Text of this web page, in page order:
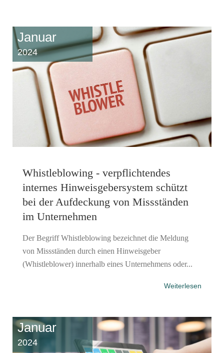
Januar
2024
Whistleblowing - verpflichtendes
internes Hinweisgebersystem schützt
bei der Aufdeckung von Missständen
im Unternehmen
Der Begriff Whistleblowing bezeichnet die Meldung
von Missständen durch einen Hinweisgeber
(Whistleblower) innerhalb eines Unternehmens oder...
Weiterlesen
Januar
2024